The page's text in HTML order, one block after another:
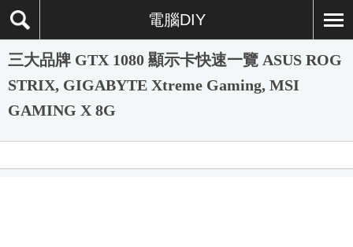
電腦DIY
三大品牌 GTX 1080 顯示卡快速一覽 ASUS ROG
STRIX, GIGABYTE Xtreme Gaming, MSI
GAMING X 8G